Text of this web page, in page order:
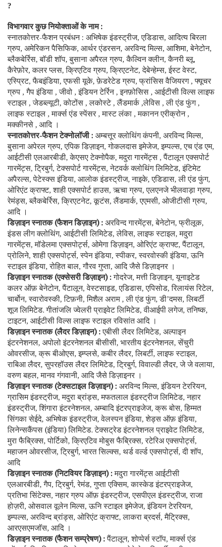
?
विभागवार कुछ नियोक्ताओं के नाम :
स्नातकोत्तर-फैशन प्रबंधन : अभिषेक इंडस्ट्रीज,एडिडास, आदित्य बिरला
ग्रुप, अमेरिकन पैसिफिक, आर्थर एंडरसन, अरविन्द मिल्स, आशिमा,बेनेटोन,
ब्लैकबेर्रिस,बॉडी शॉप,बुसाना अपैरल ग्रुप,कैल्विन क्लीन,कैनरी ब्लू,
कैरेफ़ोर,कलर प्लस,क्रिएटिव ग्रुप,क्रिएटनेट,देबेन्हेम्स,ईस्ट वेस्ट,
एस्प्रिट,फैबइंडिया,एफसी यूके,फ़ेडरेटेड ग्रुप,फ्रांसिस वैजियरग ,फ्यूचर
ग्रुप ,गैप इंडिया ,जीवो ,इंडियन टेर्रिन ,इनफ़ोसिस , आईटीसी विल्स लाइफ
स्टाइल ,जेडब्ल्यूटी,कोटोंस ,लकोस्टे ,लैंडमार्क ,लेविस ,ली एंड फुंग ,
लाइफ स्टाइल ,मार्क्स एंड स्पेंसर ,मास्ट लंका ,मकानन एरीक्रोन ,
मक्कीनसे , आदि ।
स्नातकोत्तर-फैशन टेक्नोलॉजी : अम्बत्तूर क्लोथिंग कंपनी, अरविन्द मिल्स,
बुसाना अपेरल ग्रुप,एपिक डिज़ाइन,गोकलदास इमेजेज,इम्पल्स,एच एंड एम,
आईटीसी एलआरबीडी,केएसए टेक्नोपैक,मदुरा गारमेंट्स ,पैंटालून एक्सपोर्ट
गारमेंट्स,ट्रिबुर्ग,टेक्सपोर्ट गारमेंट्स,नेटवर्क क्लोथिंग लिमिटेड,इंटिमेट
अपैरल्स,पेटेस्क्स इंडिया, आलोक इंडस्ट्रीज,नाइके,एडिडास,ली एंड फुंग,
ओरिएंट क्राफ्ट,शाही एक्सपोर्ट हाउस,ऋचा ग्रुप,एलएनजे भीलवाड़ा ग्रुप,
रेमंड्स,ब्लैकबेर्रिस,क्रिएटनेट,कूटंस,लैंडमार्क,एएमसी, ओजीटीसी ग्रुप,
आदि ।
डिज़ाइन स्नातक (फैशन डिज़ाइन) : अरविन्द गारमेंट्स,बेनेटोन,फ्रीलूक,
इंडस लीग क्लोथिंग, आईटीसी लिमिटेड,लेविस,लाइफ स्टाइल,मदुरा
गारमेंट्स,मॉडेलमा एक्सपोर्ट्स, ओमेगा डिज़ाइन, ओरिएंट क्राफ्ट,पैंटालून,
प्रोलिने,शाही एक्सपोर्ट्स,स्पेन इंडिया,स्पीकर,स्वरवोस्की इंडिया,ऊनि
स्टाइल इंडिया,रोहित बाल,गौरव गुप्ता, आदि जैसे डिज़ाइनर ।
डिज़ाइन स्नातक (एक्सेसरी डिज़ाइन) : गोदरेज,मत्ती डिज़ाइन,यूनाइटेड
कलर ऑफ़ बेनेटोन,पैंटालून,वेस्टसाइड,एडिडास,एपिसोड,रिलायंस रिटेल,
चार्बोन,स्वारोवस्की,टिफ़नी,मिशैल अराम ,ली एंड फुंग,डी’दमस,लिबर्टी
शूज लिमिटेड. गीतांजलि ज्वेलरी प्राइवेट लिमिटेड,वीआईपी लगेज,तनिष्क,
टाइटन, आईटीसी विल्स लाइफ स्टाइल रविसांत आदि ।
डिज़ाइन स्नातक (लैदर डिज़ाइन) : एबीसी लैदर लिमिटेड, अल्पाइन
इंटरनेशनल, अपोलो इंटरनेशनल बीसीसी, भारतीय इंटरनेशनल,सेंचुरी
ओवरसीज,क्रू बीओएस,इम्प्लसे,कबीर लैदर,लिबर्टी,लाइफ स्टाइल,
राबिआ लैदर,सुपरहॉउस लैदर लिमिटेड,ट्रिबुर्ग,विवाल्डी लैदर,जे जे वलाया,
वरुण बहल,मानव गंगवानी, आदि जैसे डिज़ाइनर ।
डिज़ाइन स्नातक (टेक्सटाइल डिज़ाइन) : अरविन्द मिल्स,इंडियन टेररियन,
ग्रासिम इंडस्ट्रीज,मदुरा ब्रांड्स,मफतलाल इंडस्ट्रीज लिमिटेड,नहार
इंडस्ट्रीज,शिंगारा इंटरनेशनल, अम्बादि इंटरप्राइजेज,क्रू बोस,हिम्मत
सिंगका सेईदे, अभिषेक इंडस्ट्रीज,वेलस्पन इंडिया,शेड्स ऑफ़ इंडिया,
लिनेन्सकैंपस (इंडिया) लिमिटेड. टेक्सट्रेड इंटरनेशनल प्राइवेट लिमिटेड,
मुरा फैब्रिक्स,पोर्टिको,क्रिएटिव मोबुस फैब्रिक्स,रटेरिअ एक्सपोर्ट्स,
महाजन ओवरसीज,ट्रिबुर्ग, भारत सिल्क्स, थर्ड वर्ल्ड एक्सपोर्ट्स,दी शॉप,
आदि
डिज़ाइन स्नातक (निटवियर डिज़ाइन) : मदुरा गारमेंट्स आईटीसी
एलआरबीडी,गैप,ट्रिबुर्ग,रेमंड,गुप्ता एक्सिम,कास्केड इंटरप्राइजेज,
प्रतिभा सिंटेक्स,नहार ग्रुप ऑफ़ इंडस्ट्रीज,एसपीएल इंडस्ट्रीज,राजा
होज़री, ओसवाल वूलेन मिल्स,ऊनि स्टाइल इमेजेज,इंडियन टेररियन,
इम्पल्स, अरविन्द ब्रांड्स, ओरिएंट क्राफ्ट,लाकरा ब्रदर्स,मैट्रिक्स,
आरएसएमजॉस, आदि ।
डिज़ाइन स्नातक (फैशन सम्प्रेषण) : पैंटालून,शोप्पेर्स स्टॉप,मार्क्स एंड